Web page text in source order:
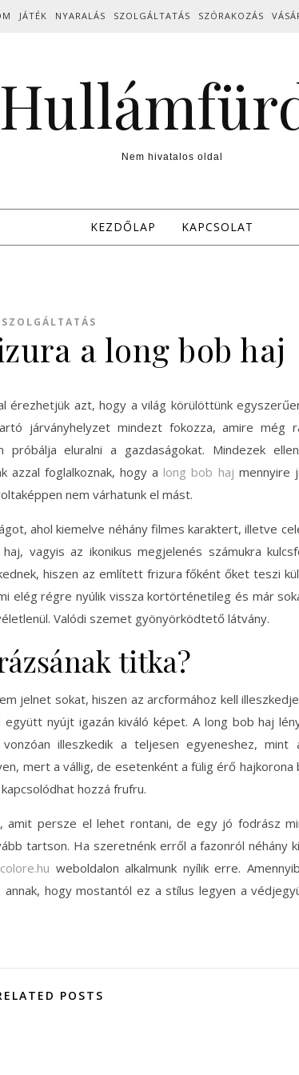
JÁTÉK NYARALÁS SZOLGÁLTATÁS SZÓRAKOZÁS
Nem hivatalos oldal
KEZDŐLAP KAPCSOLAT
SZOLGÁLTATÁS
a long bob haj
érezhetjük azt, hogy a világ körülöttünk
járványhelyzet mindezt fokozza, amire még
eluralni a gazdaságokat. Mindezek
azzal foglalkoznak, hogy a long bob haj mennyire
nem várhatunk el mást.
ahol kiemelve néhány filmes karaktert, illetve
vagyis az ikonikus megjelenés számukra
hiszen az említett frizura főként őket teszi
elég régre nyúlik vissza kortörténetileg és már
Valódi szemet gyönyörködtető látvány.
titka?
jelnet sokat, hiszen az arcformához kell
nyújt igazán kiváló képet. A long bob haj
illeszkedik a teljesen egyeneshez, mint
mert a vállig, de esetenként a fülig érő hajkorona
hozzá frufru.
amit persze el lehet rontani, de egy jó fodrász
tartson. Ha szeretnénk erről a fazonról néhány
colore.hu weboldalon alkalmunk nyílik erre.
annak, hogy mostantól ez a stílus legyen a
POSTS